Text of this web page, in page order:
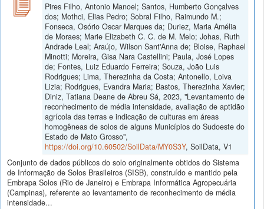
Pires Filho, Antonio Manoel; Santos, Humberto Gonçalves
dos; Mothci, Elias Pedro; Sobral Filho, Raimundo M.;
Fonseca, Osório Oscar Marques da; Duriez, Maria Amélia
de Moraes; Marie Elizabeth C. C. de M. Melo; Johas, Ruth
Andrade Leal; Araújo, Wilson Sant'Anna de; Bloise, Raphael
Minotti; Moreira, Gisa Nara Castellini; Paula, José Lopes
de; Fontes, Luiz Eduardo Ferreira; Souza, João Luis
Rodrigues; Lima, Therezinha da Costa; Antonello, Loiva
Lizia; Rodrigues, Evandra Maria; Bastos, Therezinha Xavier;
Diniz, Tatiana Deane de Abreu Sá, 2023, "Levantamento de
reconhecimento de média intensidade, avaliação de aptidão
agrícola das terras e indicação de culturas em áreas
homogêneas de solos de alguns Municípios do Sudoeste do
Estado de Mato Grosso",
https://doi.org/10.60502/SoilData/MY0S3Y, SoilData, V1
Conjunto de dados públicos do solo originalmente obtidos do Sistema
de Informação de Solos Brasileiros (SISB), construído e mantido pela
Embrapa Solos (Rio de Janeiro) e Embrapa Informática Agropecuária
(Campinas), referente ao levantamento de reconhecimento de média
intensidade...